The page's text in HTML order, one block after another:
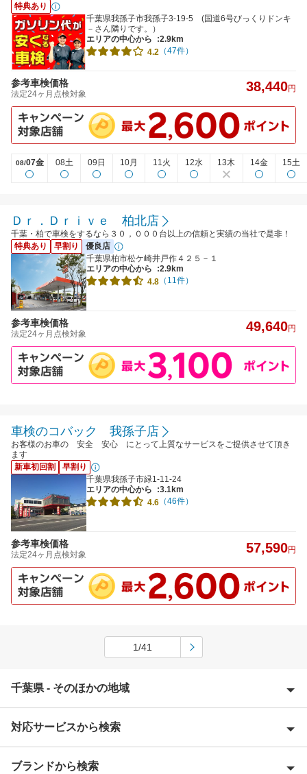
特典あり
千葉県我孫子市我孫子3-19-5 (国道6号びっくりドンキ
－さん隣りです。）
エリアの中心から
:2.9km
4.2 （47件）
参考車検価格
法定24ヶ月点検対象 38,440円
08/07金 08土 09日 10月 11火 12水 13木 14金 15土
Ｄｒ．Ｄｒｉｖｅ 柏北店
千葉・柏で車検をするなら３０，０００台以上の信頼と実績の当社で是非！
特典あり
早割り
優良店
千葉県柏市松ケ崎井戸作４２５－１
エリアの中心から
:2.9km
4.8 （11件）
参考車検価格
法定24ヶ月点検対象 49,640円
車検のコバック 我孫子店
お客様のお車の 安全 安心 にとって上質なサービスをご提供させて頂き
ます
新車初回割
早割り
千葉県我孫子市緑1-11-24
エリアの中心から
:3.1km
4.6 （46件）
参考車検価格
法定24ヶ月点検対象 57,590円
1/41
千葉県 - そのほかの地域
旭市
対応サービスから検索
Award 受賞店
ブランドから検索